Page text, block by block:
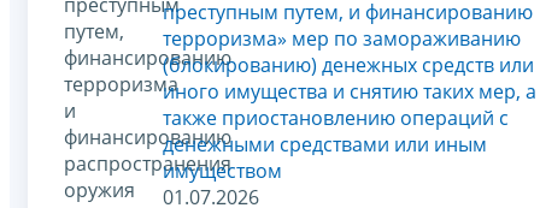
путем,
финансированию
терроризма
и
финансированию
распространения
оружия
преступным путем, и финансированию
терроризма» мер по замораживанию
(блокированию) денежных средств или
иного имущества и снятию таких мер, а
также приостановлению операций с
денежными средствами или иным
имуществом
01.07.2026